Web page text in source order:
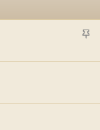
A
g
i